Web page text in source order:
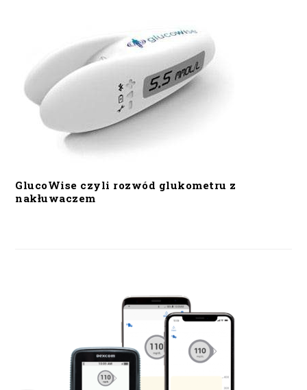
GlucoWise czyli rozwód glukometru z
nakłuwaczem